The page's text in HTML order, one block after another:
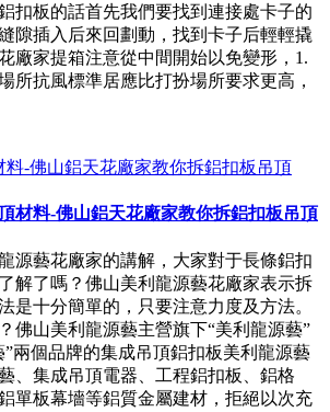
扣板的話首先我們要找到連接處卡子的
隙插入后來回劃動，找到卡子后輕輕撬
廠家提箱注意從中間開始以免變形，1.
所抗風標準居應比打扮場所要求更高，
材料-佛山鋁天花廠家教你拆鋁扣板吊頂
源藝花廠家的講解，大家對于長條鋁扣
解了嗎？佛山美利龍源藝花廠家表示拆
是十分簡單的，只要注意力度及方法。
佛山美利龍源藝主營旗下“美利龍源藝”
”兩個品牌的集成吊頂鋁扣板美利龍源藝
、集成吊頂電器、工程鋁扣板、鋁格
單板幕墻等鋁質金屬建材，拒絕以次充